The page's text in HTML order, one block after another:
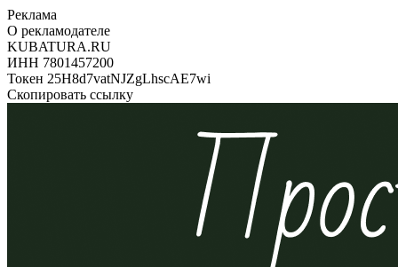
Реклама
О рекламодателе
KUBATURA.RU
ИНН 7801457200
Токен 25H8d7vatNJZgLhscAE7wi
Скопировать ссылку